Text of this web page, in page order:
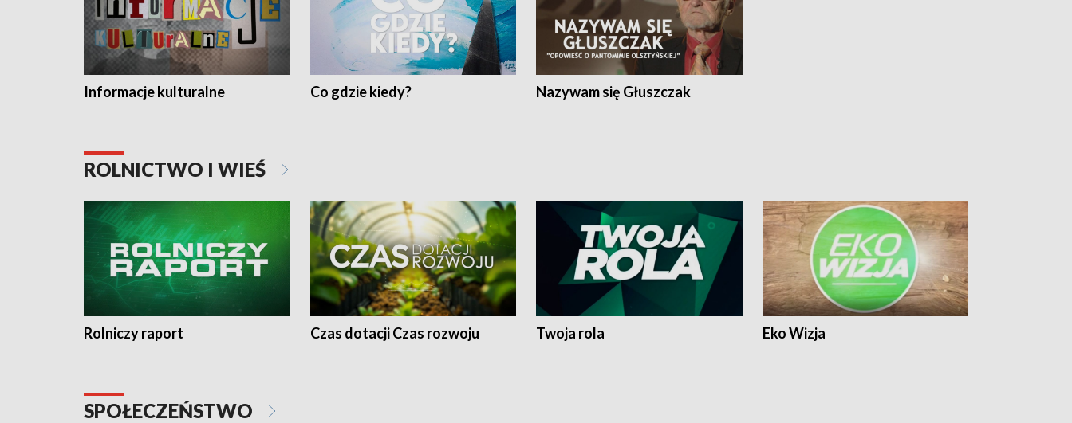
Informacje kulturalne Co gdzie kiedy? Nazywam się Głuszczak
ROLNICTWO I WIEŚ
Rolniczy raport Czas dotacji Czas rozwoju Twoja rola Eko Wizja
SPOŁECZEŃSTWO